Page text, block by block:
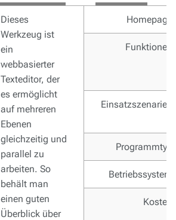
Dieses
Werkzeug ist
ein
webbasierter
Texteditor, der
es ermöglicht
auf mehreren
Ebenen
gleichzeitig und
parallel zu
arbeiten. So
behält man
einen guten
Überblick über
Homepage
Funktionen
Einsatzszenarien
Programmtyp
Betriebssystem
Kosten